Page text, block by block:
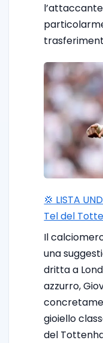
💢 LISTA
Tel del
Il
una
dritta a
azzurro,
gioiello
del